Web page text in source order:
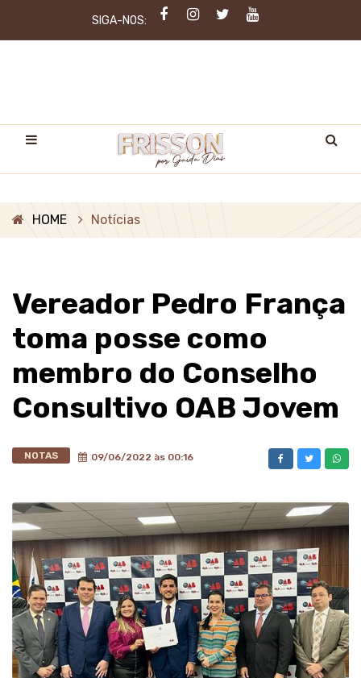
SIGA-NOS:
HOME Notícias
Vereador Pedro França
toma posse como
membro do Conselho
Consultivo OAB Jovem
NOTAS 09/06/2022 às 00:16